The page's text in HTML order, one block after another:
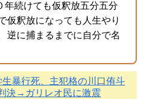
年続けても仮釈放五分五分
仮釈放になっても人生やり
逆に捕まるまでに自分で名
生暴行死、主犯格の川口侑斗
決→ガリレオ民に激震